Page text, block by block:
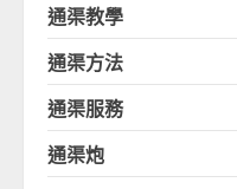
通渠教學
通渠方法
通渠服務
通渠炮